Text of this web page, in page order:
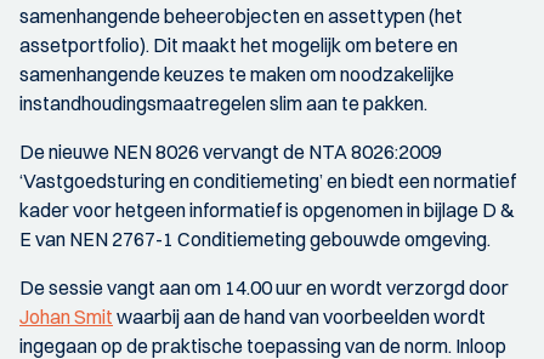
samenhangende beheerobjecten en assettypen (het
assetportfolio). Dit maakt het mogelijk om betere en
samenhangende keuzes te maken om noodzakelijke
instandhoudingsmaatregelen slim aan te pakken.
De nieuwe NEN 8026 vervangt de NTA 8026:2009
‘Vastgoedsturing en conditiemeting’ en biedt een normatief
kader voor hetgeen informatief is opgenomen in bijlage D &
E van NEN 2767-1 Conditiemeting gebouwde omgeving.
De sessie vangt aan om 14.00 uur en wordt verzorgd door
Johan Smit waarbij aan de hand van voorbeelden wordt
ingegaan op de praktische toepassing van de norm. Inloop